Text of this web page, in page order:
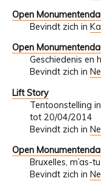
Open
Bevindt zich in
Open
Geschiedenis en
Bevindt zich in
Lift Story
Tentoonstelling
tot 20/04/2014
Bevindt zich in
Open
Bruxelles, m’as-
Bevindt zich in